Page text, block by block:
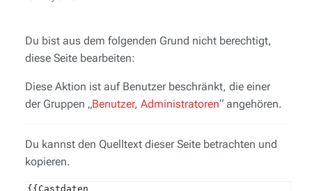
Du bist aus dem folgenden Grund nicht berechtigt,
diese Seite bearbeiten:
Diese Aktion ist auf Benutzer beschränkt, die einer
der Gruppen „Benutzer, Administratoren“ angehören.
Du kannst den Quelltext dieser Seite betrachten und
kopieren.